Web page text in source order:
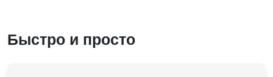
Быстро и просто